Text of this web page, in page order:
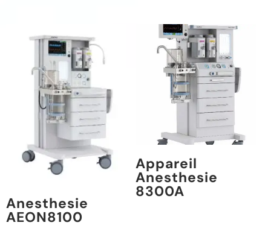
Anesthesie
AEON8100
Appareil
Anesthesie
8300A